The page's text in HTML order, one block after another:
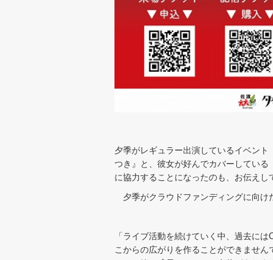
夕季がレギュラー出演しているイベン
つき』と、彼女が好んでカバーしてい
に協力することになったのも、お伝えし
夕季がクラウドファンディングに向け
「ライブ活動を続けていく中、過去に
こからの広がりを作ることができませ